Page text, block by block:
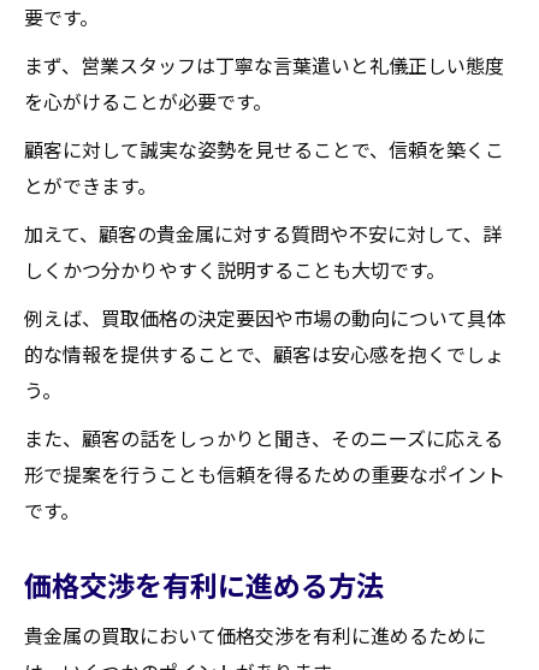
顧客に安心感を与える言葉
価格交渉時の適切な言い方
誤解を招かないための言葉選び
最新の市場動向を把握する
市場動向が買取価格に与える影響
経済状況が買取市場に与える影響
自信を持つための貴金属に関する知識
貴金属の種類と特徴
要です。
まず、営業スタッフは丁寧な言葉遣いと礼儀正しい態度
を心がけることが必要です。
顧客に対して誠実な姿勢を見せることで、信頼を築くこ
とができます。
加えて、顧客の貴金属に対する質問や不安に対して、詳
しくかつ分かりやすく説明することも大切です。
例えば、買取価格の決定要因や市場の動向について具体
的な情報を提供することで、顧客は安心感を抱くでしょ
う。
また、顧客の話をしっかりと聞き、そのニーズに応える
形で提案を行うことも信頼を得るための重要なポイント
です。
価格交渉を有利に進める方法
貴金属の買取において価格交渉を有利に進めるために